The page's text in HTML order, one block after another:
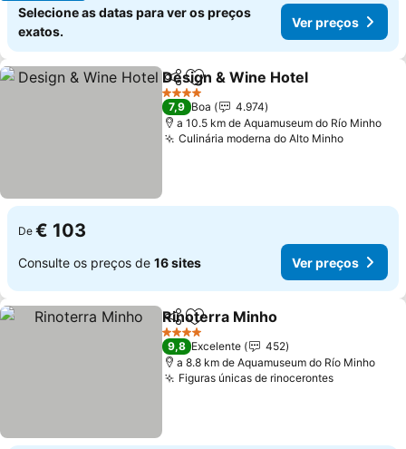
Selecione as datas para ver os preços
exatos.
Ver preços
PartilharAdicionar aos favoritos
Design & Wine Hotel
4 Estrelas
7,9 Boa
4.974
a 10.5 km de Aquamuseum do Río Minho
Culinária moderna do Alto Minho
De € 103
Consulte os preços de 16 sites Ver preços
PartilharAdicionar aos favoritos
Rinoterra Minho
4 Estrelas
9,8 Excelente
452
a 8.8 km de Aquamuseum do Río Minho
Figuras únicas de rinocerontes